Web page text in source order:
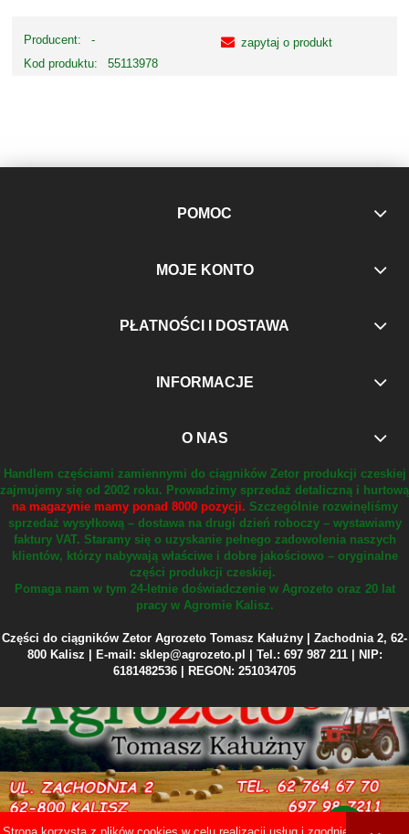
Producent:
-
Kod produktu:
55113978
zapytaj o produkt
POMOC
MOJE KONTO
PŁATNOŚCI I DOSTAWA
INFORMACJE
O NAS
Handlem częściami zamiennymi do ciągników Zetor produkcji czeskiej
zajmujemy się od 2002 roku. Prowadzimy sprzedaż detaliczną i hurtową
na magazynie mamy ponad 8000 pozycji. Szczególnie rozwinęliśmy
sprzedaż wysyłkową – dostawa na drugi dzień roboczy – wystawiamy
faktury VAT. Staramy się o uzyskanie pełnego zadowolenia naszych
klientów, którzy nabywają właściwe i dobre jakościowo – oryginalne
części produkcji czeskiej.
Pomaga nam w tym 24-letnie doświadczenie w Agrozeto oraz 20 lat
pracy w Agromie Kalisz.
Części do ciągników Zetor Agrozeto Tomasz Kałużny | Zachodnia 2, 62-
800 Kalisz | E-mail: sklep@agrozeto.pl | Tel.: 697 987 211 | NIP:
6181482536 | REGON: 251034705